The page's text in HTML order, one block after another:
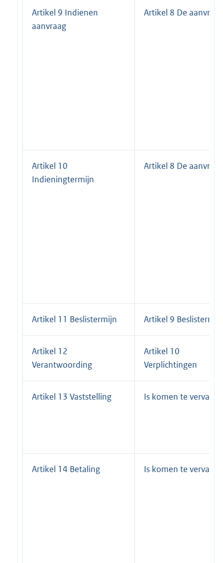
Artikel 9 Indienen
aanvraag
Artikel 8 De aanvraag
Artikel 10
Indieningtermijn
Artikel 8 De aanvraag
Artikel 11 Beslistermijn Artikel 9
Artikel 12
Verantwoording
Artikel 10
Verplichtingen
Artikel 13 Vaststelling Is komen te
Artikel 14 Betaling Is komen te